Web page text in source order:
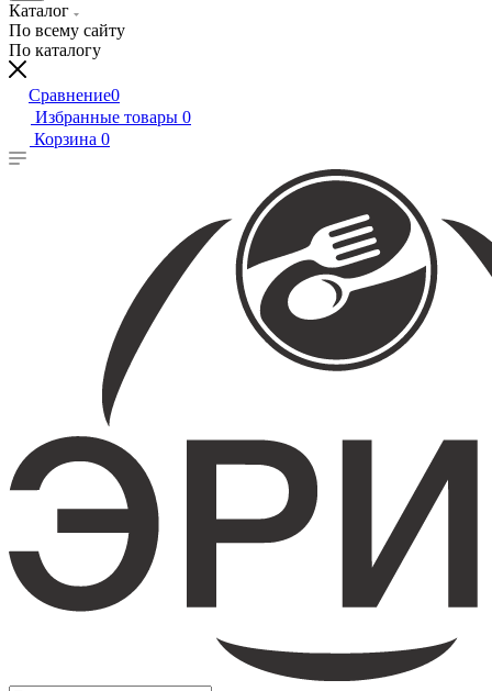
Каталог
По всему сайту
По каталогу
Сравнение0
Избранные товары 0
Корзина 0